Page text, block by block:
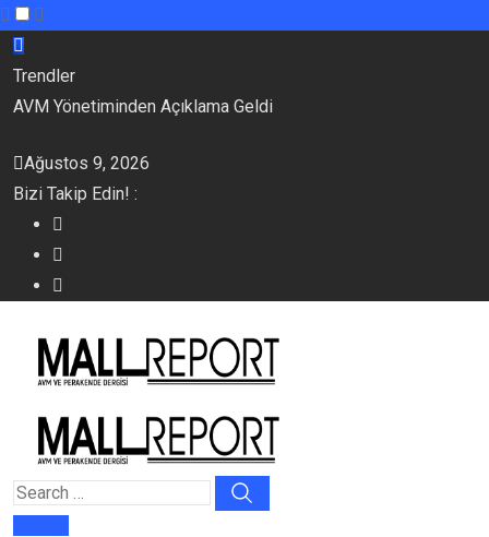
Skip
to
content
Trendler
AVM Yönetiminden Açıklama Geldi
Ağustos 9, 2026
Bizi Takip Edin! :